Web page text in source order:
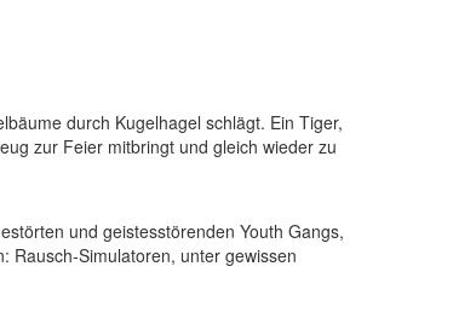
durch Kugelhagel schlägt. Ein Tiger,
zur Feier mitbringt und gleich wieder zu
und geistesstörenden Youth Gangs,
Rausch-Simulatoren, unter gewissen